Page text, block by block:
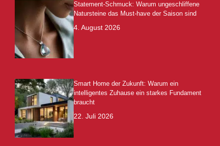
Statement-Schmuck: Warum ungeschliffene
Natursteine das Must-have der Saison sind
4. August 2026
Smart Home der Zukunft: Warum ein
intelligentes Zuhause ein starkes Fundament
braucht
22. Juli 2026